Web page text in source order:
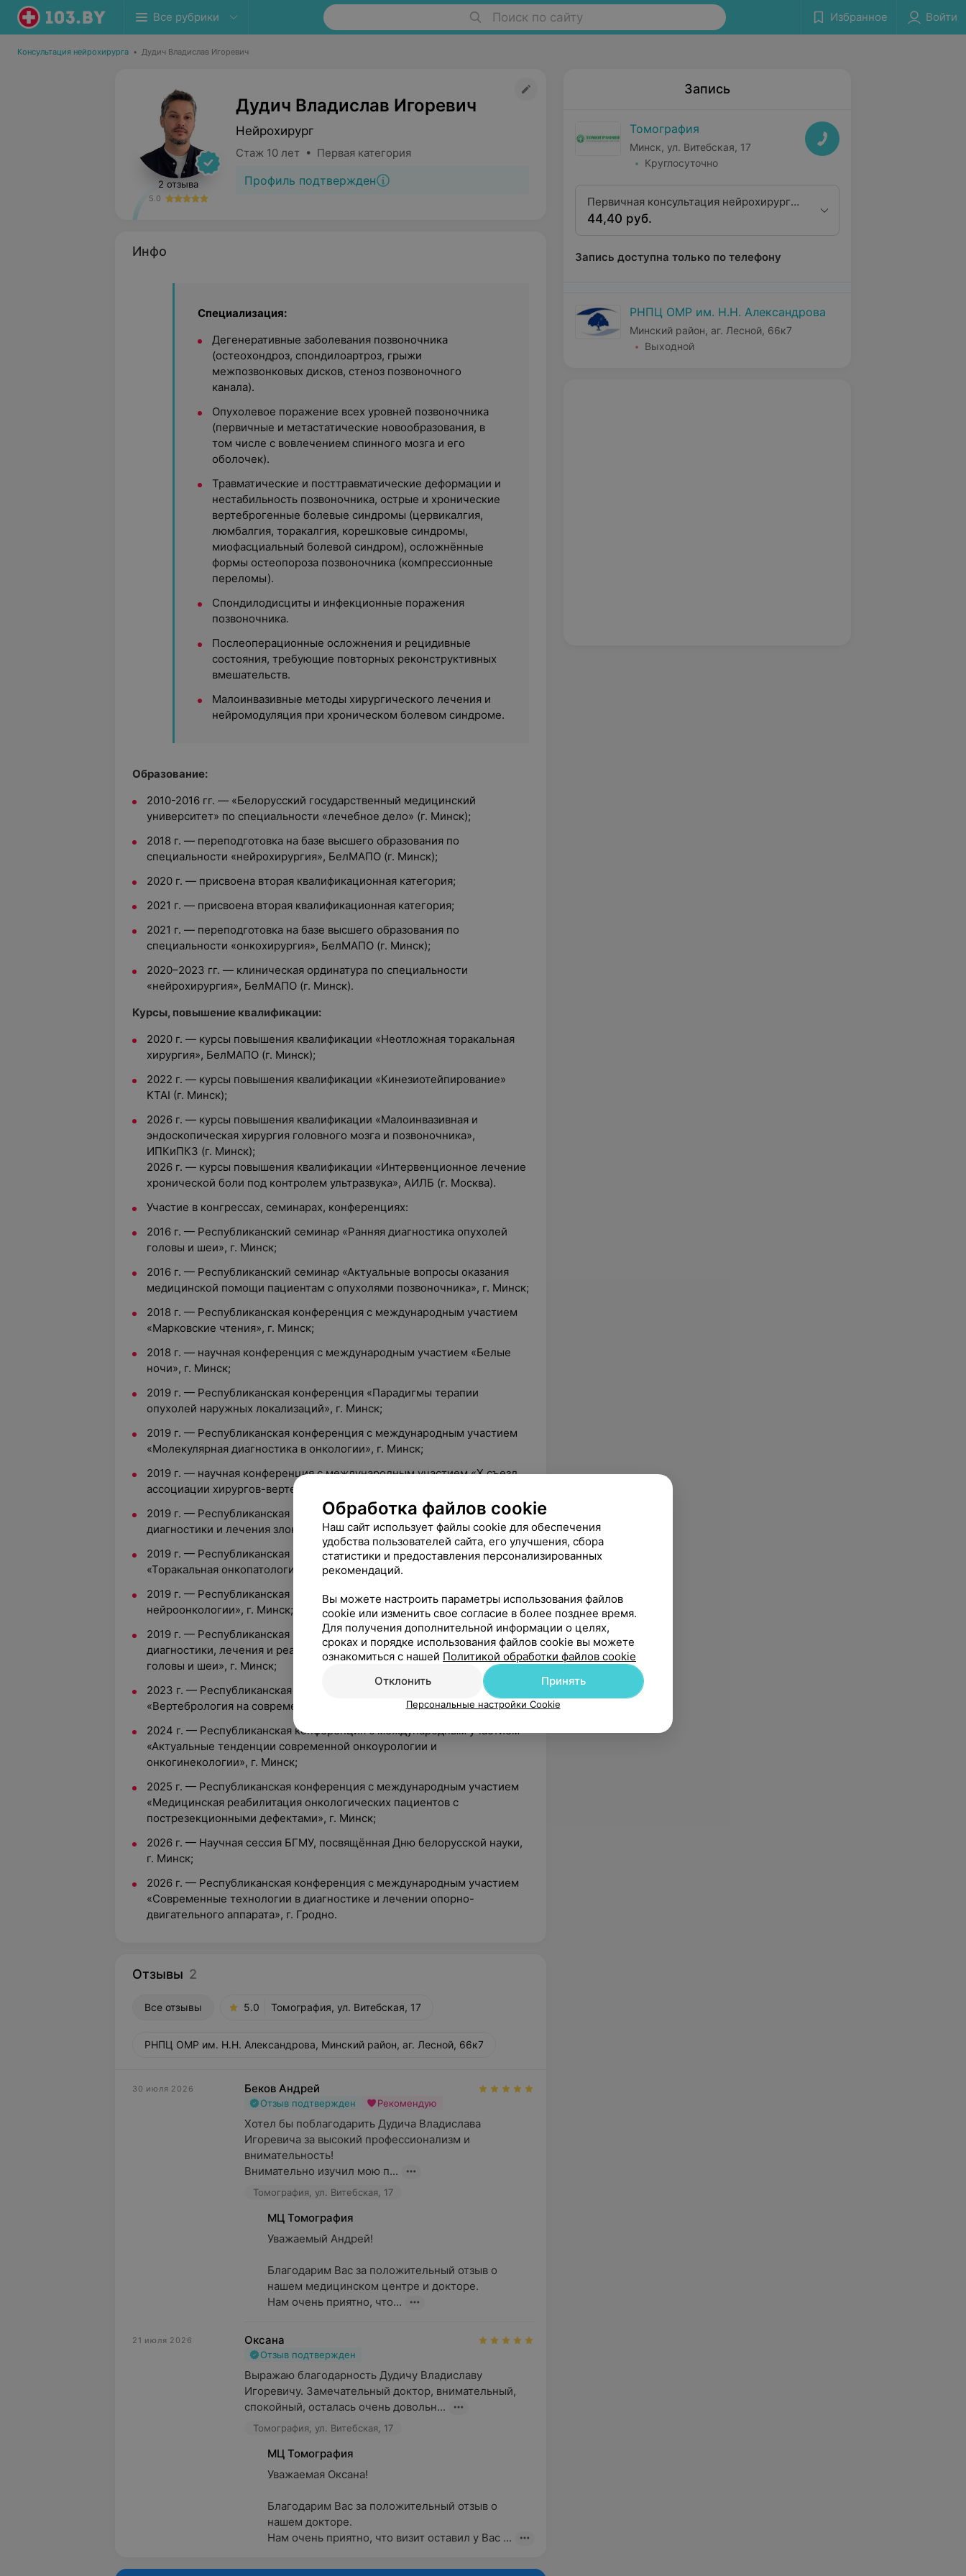
Все рубрики Поиск по сайту Избранное Войти
Консультация нейрохирурга • Дудич Владислав Игоревич
2 отзыва
5.0
Дудич Владислав Игоревич
Нейрохирург
Стаж 10 лет • Первая категория
Профиль подтвержден
Инфо
Специализация:
Дегенеративные заболевания позвоночника
(остеохондроз, спондилоартроз, грыжи
межпозвонковых дисков, стеноз позвоночного
канала).
Опухолевое поражение всех уровней позвоночника
(первичные и метастатические новообразования, в
том числе с вовлечением спинного мозга и его
оболочек).
Травматические и посттравматические деформации и
нестабильность позвоночника, острые и хронические
вертеброгенные болевые синдромы (цервикалгия,
люмбалгия, торакалгия, корешковые синдромы,
миофасциальный болевой синдром), осложнённые
формы остеопороза позвоночника (компрессионные
переломы).
Спондилодисциты и инфекционные поражения
позвоночника.
Послеоперационные осложнения и рецидивные
состояния, требующие повторных реконструктивных
вмешательств.
Малоинвазивные методы хирургического лечения и
нейромодуляция при хроническом болевом синдроме.
Образование:
2010-2016 гг. — «Белорусский государственный медицинский
университет» по специальности «лечебное дело» (г. Минск);
2018 г. — переподготовка на базе высшего образования по
специальности «нейрохирургия», БелМАПО (г. Минск);
2020 г. — присвоена вторая квалификационная категория;
2021 г. — присвоена вторая квалификационная категория;
2021 г. — переподготовка на базе высшего образования по
специальности «онкохирургия», БелМАПО (г. Минск);
2020–2023 гг. — клиническая ординатура по специальности
«нейрохирургия», БелМАПО (г. Минск).
Курсы, повышение квалификации:
2020 г. — курсы повышения квалификации «Неотложная торакальная
хирургия», БелМАПО (г. Минск);
2022 г. — курсы повышения квалификации «Кинезиотейпирование»
KTAI (г. Минск);
2026 г. — курсы повышения квалификации «Малоинвазивная и
эндоскопическая хирургия головного мозга и позвоночника»,
ИПКиПКЗ (г. Минск);
2026 г. — курсы повышения квалификации «Интервенционное лечение
хронической боли под контролем ультразвука», АИЛБ (г. Москва).
Участие в конгрессах, семинарах, конференциях:
2016 г. — Республиканский семинар «Ранняя диагностика опухолей
головы и шеи», г. Минск;
2016 г. — Республиканский семинар «Актуальные вопросы оказания
медицинской помощи пациентам с опухолями позвоночника», г. Минск;
2018 г. — Республиканская конференция с международным участием
«Марковские чтения», г. Минск;
2018 г. — научная конференция с международным участием «Белые
ночи», г. Минск;
2019 г. — Республиканская конференция «Парадигмы терапии
опухолей наружных локализаций», г. Минск;
2019 г. — Республиканская конференция с международным участием
«Молекулярная диагностика в онкологии», г. Минск;
2019 г. — научная конференция с международным участием «X съезд
ассоциации хирургов-вертебрологов RASS», г. Москва;
2019 г. — Республиканская конференция «Проблемные вопросы
диагностики и лечения злокачественных лимфом», г. Минск;
2019 г. — Республиканская конференция с международным участием
«Торакальная онкопатология», г. Минск;
2019 г. — Республиканская конференция «Актуальные вопросы
нейроонкологии», г. Минск;
2019 г. — Республиканская конференция «Актуальные вопросы
диагностики, лечения и реабилитации пациентов с новообразованиями
головы и шеи», г. Минск;
2023 г. — Республиканская конференция с международным участием
«Вертебрология на современном этапе», г. Минск;
2024 г. — Республиканская конференция с международным участием
«Актуальные тенденции современной онкоурологии и
онкогинекологии», г. Минск;
2025 г. — Республиканская конференция с международным участием
«Медицинская реабилитация онкологических пациентов с
пострезекционными дефектами», г. Минск;
2026 г. — Научная сессия БГМУ, посвящённая Дню белорусской науки,
г. Минск;
2026 г. — Республиканская конференция с международным участием
«Современные технологии в диагностике и лечении опорно-
двигательного аппарата», г. Гродно.
Отзывы 2
Все отзывы 5.0 Томография, ул. Витебская, 17
РНПЦ ОМР им. Н.Н. Александрова, Минский район, аг. Лесной, 66к7
30 июля 2026 Беков Андрей
Отзыв подтвержден Рекомендую
Хотел бы поблагодарить Дудича Владислава
Игоревича за высокий профессионализм и
внимательность!
Внимательно изучил мою п...
Томография, ул. Витебская, 17
МЦ Томография
Уважаемый Андрей!
Благодарим Вас за положительный отзыв о
нашем медицинском центре и докторе.
Нам очень приятно, что...
21 июля 2026 Оксана
Отзыв подтвержден
Выражаю благодарность Дудичу Владиславу
Игоревичу. Замечательный доктор, внимательный,
спокойный, осталась очень довольн...
Томография, ул. Витебская, 17
МЦ Томография
Уважаемая Оксана!
Благодарим Вас за положительный отзыв о
нашем докторе.
Нам очень приятно, что визит оставил у Вас ...
Запись
Томография
Минск, ул. Витебская, 17
Круглосуточно
Первичная консультация нейрохирурга
первой категории
44,40 руб.
Запись доступна только по телефону
РНПЦ ОМР им. Н.Н. Александрова
Минский район, аг. Лесной, 66к7
Выходной
Обработка файлов cookie
Наш сайт использует файлы cookie для обеспечения
удобства пользователей сайта, его улучшения, сбора
статистики и предоставления персонализированных
рекомендаций.
Вы можете настроить параметры использования файлов
cookie или изменить свое согласие в более позднее время.
Для получения дополнительной информации о целях,
сроках и порядке использования файлов cookie вы можете
ознакомиться с нашей Политикой обработки файлов cookie
Отклонить
Принять
Персональные настройки Cookie